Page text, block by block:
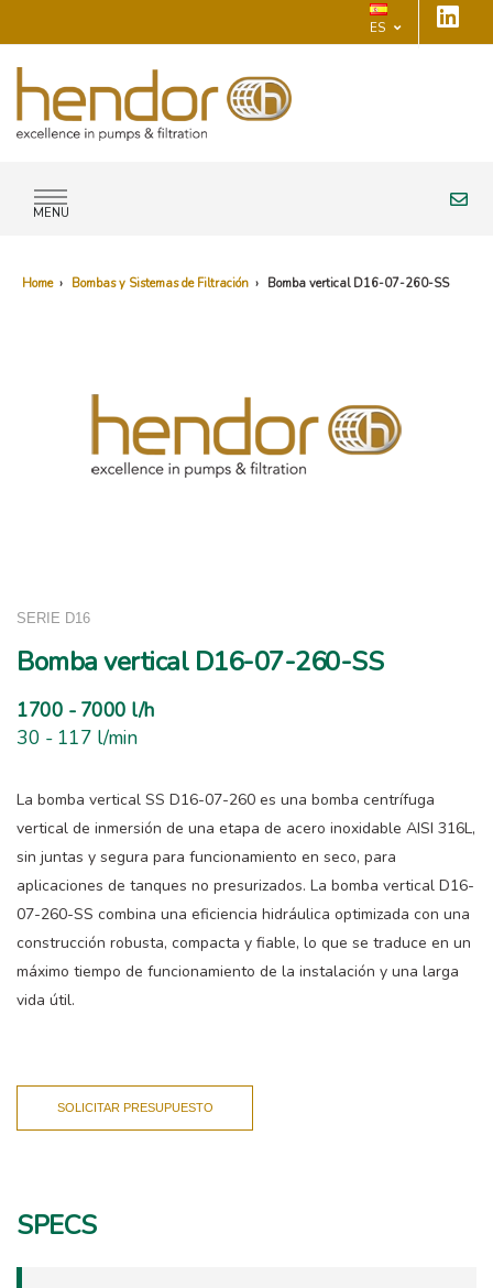
ES
MENU
Home › Bombas y Sistemas de Filtración › Bomba vertical D16-07-260-SS
SERIE D16
Bomba vertical D16-07-260-SS
1700 - 7000 l/h
30 - 117 l/min
La bomba vertical SS D16-07-260 es una bomba centrífuga
vertical de inmersión de una etapa de acero inoxidable AISI 316L,
sin juntas y segura para funcionamiento en seco, para
aplicaciones de tanques no presurizados. La bomba vertical D16-
07-260-SS combina una eficiencia hidráulica optimizada con una
construcción robusta, compacta y fiable, lo que se traduce en un
máximo tiempo de funcionamiento de la instalación y una larga
vida útil.
SOLICITAR PRESUPUESTO
SPECS